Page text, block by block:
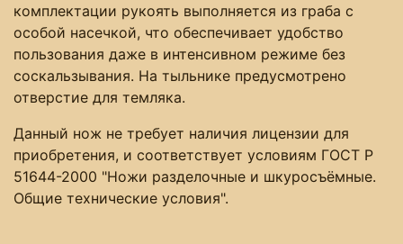
комплектации рукоять выполняется из граба с
особой насечкой, что обеспечивает удобство
пользования даже в интенсивном режиме без
соскальзывания. На тыльнике предусмотрено
отверстие для темляка.
Данный нож не требует наличия лицензии для
приобретения, и соответствует условиям ГОСТ Р
51644-2000 "Ножи разделочные и шкуросъёмные.
Общие технические условия".